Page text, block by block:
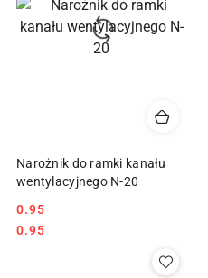
Narożnik do ramki kanału
wentylacyjnego N-20
Cena:
0.95
Cena:
0.95